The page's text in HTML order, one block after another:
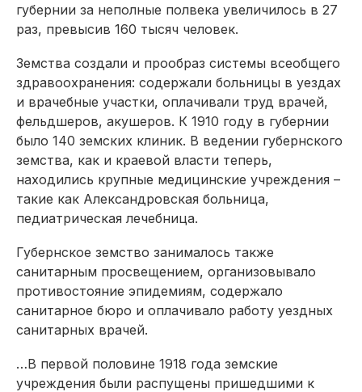
губернии за неполные полвека увеличилось в 27
раз, превысив 160 тысяч человек.
Земства создали и прообраз системы всеобщего
здравоохранения: содержали больницы в уездах
и врачебные участки, оплачивали труд врачей,
фельдшеров, акушеров. К 1910 году в губернии
было 140 земских клиник. В ведении губернского
земства, как и краевой власти теперь,
находились крупные медицинские учреждения –
такие как Александровская больница,
педиатрическая лечебница.
Губернское земство занималось также
санитарным просвещением, организовывало
противостояние эпидемиям, содержало
санитарное бюро и оплачивало работу уездных
санитарных врачей.
…В первой половине 1918 года земские
учреждения были распущены пришедшими к